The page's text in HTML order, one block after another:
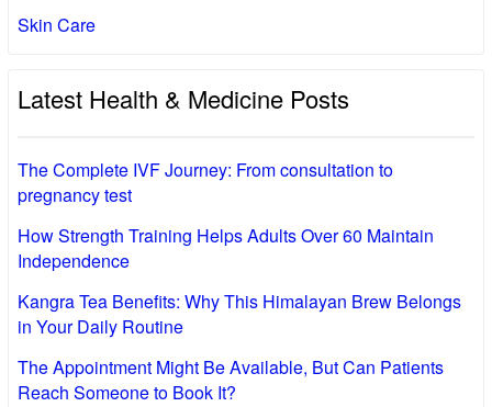
Skin Care
Latest Health & Medicine Posts
The Complete IVF Journey: From consultation to
pregnancy test
How Strength Training Helps Adults Over 60 Maintain
Independence
Kangra Tea Benefits: Why This Himalayan Brew Belongs
in Your Daily Routine
The Appointment Might Be Available, But Can Patients
Reach Someone to Book It?